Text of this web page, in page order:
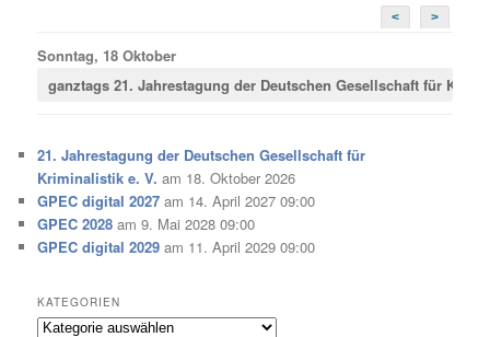
<
>
Sonntag, 18 Oktober
ganztags21. Jahrestagung der Deutschen Gesellschaft für
21. Jahrestagung der Deutschen Gesellschaft für
Kriminalistik e. V. am 18. Oktober 2026
GPEC digital 2027 am 14. April 2027 09:00
GPEC 2028 am 9. Mai 2028 09:00
GPEC digital 2029 am 11. April 2029 09:00
KATEGORIEN
Kategorien